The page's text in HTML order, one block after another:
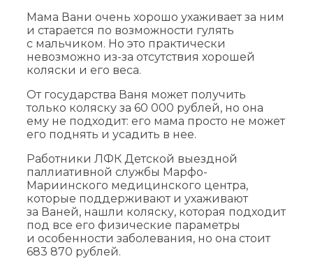
Мама Вани очень хорошо ухаживает за ним
и старается по возможности гулять
с мальчиком. Но это практически
невозможно из-за отсутствия хорошей
коляски и его веса.
От государства Ваня может получить
только коляску за 60 000 рублей, но она
ему не подходит: его мама просто не может
его поднять и усадить в нее.
Работники ЛФК Детской выездной
паллиативной службы Марфо-
Мариинского медицинского центра,
которые поддерживают и ухаживают
за Ваней, нашли коляску, которая подходит
под все его физические параметры
и особенности заболевания, но она стоит
683 870 рублей.